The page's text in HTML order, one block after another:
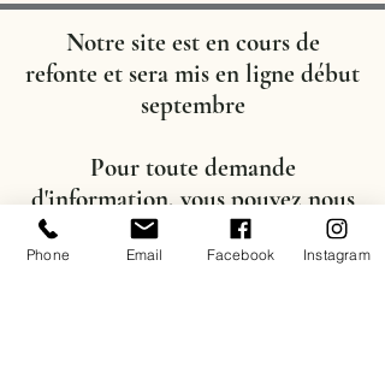
Notre site est en cours de
refonte et sera mis en ligne début
septembre
Pour toute demande
d'information, vous pouvez nous
contacter :
soit par mail :
nadege@maison-
Phone Email Facebook Instagram